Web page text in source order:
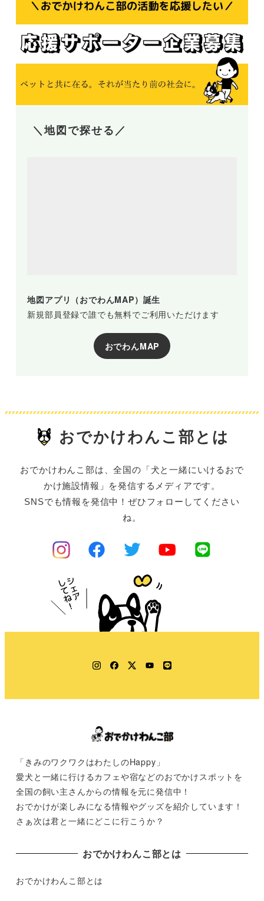
＼地図で探せる／
地図アプリ（おでわんMAP）誕生
新規部員登録で誰でも無料でご利用いただけます
おでわんMAP
おでかけわんこ部とは
おでかけわんこ部は、全国の「犬と一緒にいけるおで
かけ施設情報」を発信するメディアです。
SNSでも情報を発信中！ぜひフォローしてください
ね。
Instagram
Facebook
TwitterYouTube
LINE
「きみのワクワクはわたしのHappy」
愛犬と一緒に行けるカフェや宿などのおでかけスポットを
全国の飼い主さんからの情報を元に発信中！
おでかけが楽しみになる情報やグッズを紹介しています！
さぁ次は君と一緒にどこに行こうか？
おでかけわんこ部とは
おでかけわんこ部とは